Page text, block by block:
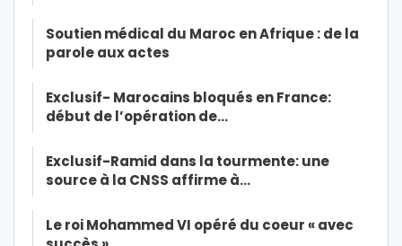
Soutien médical du Maroc en Afrique : de la
parole aux actes
Exclusif- Marocains bloqués en France:
début de l’opération de…
Exclusif-Ramid dans la tourmente: une
source à la CNSS affirme à…
Le roi Mohammed VI opéré du coeur « avec